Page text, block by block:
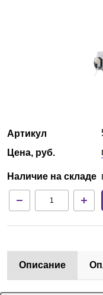
Производители
Доставка и оплата
Контакты
Артикул
Цена, руб.
Наличие на складе
Описание